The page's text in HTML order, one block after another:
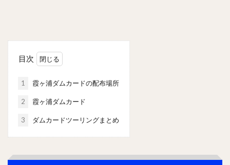
目次
1 霞ヶ浦ダムカードの配布場所
2 霞ヶ浦ダムカード
3 ダムカードツーリングまとめ